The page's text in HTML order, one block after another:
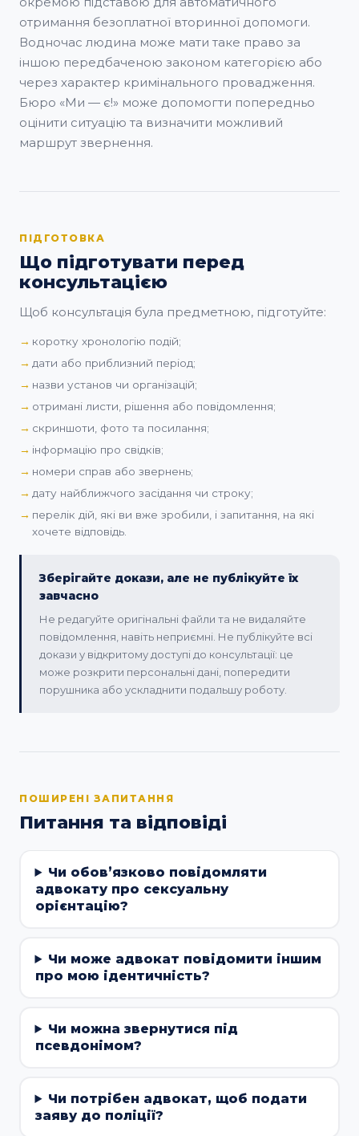
отримання безоплатної вторинної допомоги.
Водночас людина може мати таке право за
іншою передбаченою законом категорією або
через характер кримінального провадження.
Бюро «Ми — є!» може допомогти попередньо
оцінити ситуацію та визначити можливий
маршрут звернення.
ПІДГОТОВКА
Що підготувати перед
консультацією
Щоб консультація була предметною, підготуйте:
коротку хронологію подій;
дати або приблизний період;
назви установ чи організацій;
отримані листи, рішення або повідомлення;
скриншоти, фото та посилання;
інформацію про свідків;
номери справ або звернень;
дату найближчого засідання чи строку;
перелік дій, які ви вже зробили, і запитання, на які
хочете відповідь.
Зберігайте докази, але не публікуйте їх
завчасно
Не редагуйте оригінальні файли та не видаляйте
повідомлення, навіть неприємні. Не публікуйте всі
докази у відкритому доступі до консультації: це
може розкрити персональні дані, попередити
порушника або ускладнити подальшу роботу.
ПОШИРЕНІ ЗАПИТАННЯ
Питання та відповіді
Чи обовʼязково повідомляти
адвокату про сексуальну
орієнтацію?
Чи може адвокат повідомити іншим
про мою ідентичність?
Чи можна звернутися під
псевдонімом?
Чи потрібен адвокат, щоб подати
заяву до поліції?